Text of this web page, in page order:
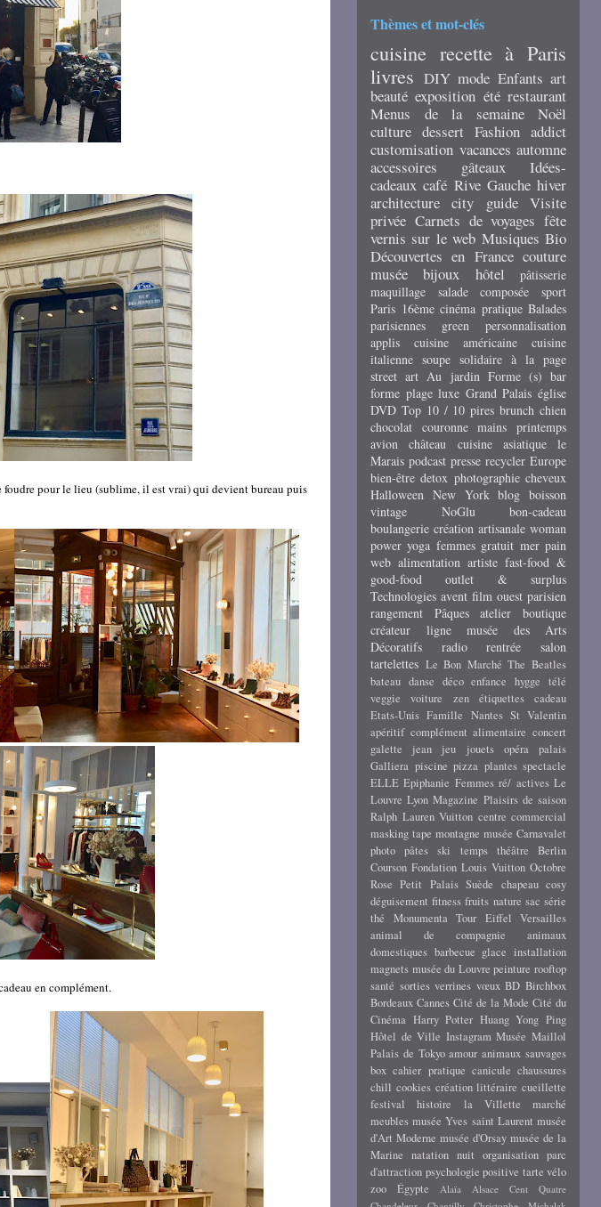
pour le lieu (sublime, il est vrai) qui devient bureau puis
en complément.
Thèmes et mot-clés
cuisine recette à Paris
livres DIY mode Enfants art
beauté exposition été restaurant
Menus de la semaine
Noël
culture dessert Fashion addict
customisation vacances automne
accessoires
gâteaux
Idées-
cadeaux café Rive Gauche hiver
architecture city guide Visite
privée Carnets de voyages fête
vernis sur le web Musiques Bio
Découvertes en France couture
musée
bijoux hôtel
pâtisserie
maquillage
salade composée
sport
Paris 16ème cinéma pratique Balades
parisiennes
green
personnalisation
applis
cuisine américaine
cuisine
italienne soupe solidaire à la page
street art Au jardin Forme (s) bar
forme plage luxe Grand Palais église
DVD Top 10 / 10 pires brunch chien
chocolat couronne mains printemps
avion
château cuisine asiatique
le
Marais podcast presse recycler Europe
bien-être detox photographie cheveux
Halloween New York blog boisson
vintage
NoGlu
bon-cadeau
boulangerie création artisanale woman
power yoga femmes gratuit mer pain
web alimentation artiste fast-food &
good-food
outlet & surplus
Technologies avent film ouest parisien
rangement
Pâques atelier
boutique
créateur
ligne
musée des Arts
Décoratifs
radio rentrée
salon
tartelettes Le Bon Marché The Beatles
bateau danse déco enfance hygge télé
veggie
voiture zen
étiquettes cadeau
Etats-Unis Famille Nantes St Valentin
apéritif complément alimentaire concert
galette
jean jeu jouets opéra
palais
Galliera piscine pizza plantes spectacle
ELLE Epiphanie Femmes ré/ actives Le
Louvre Lyon Magazine Plaisirs de saison
Ralph Lauren Vuitton centre commercial
masking tape montagne musée Carnavalet
photo
pâtes ski temps théâtre
Berlin
Courson Fondation Louis Vuitton Octobre
Rose Petit Palais Suède chapeau cosy
déguisement fitness fruits nature sac série
thé
Monumenta Tour Eiffel Versailles
animal de compagnie
animaux
domestiques barbecue glace installation
magnets musée du Louvre peinture rooftop
santé sorties verrines vœux BD Birchbox
Bordeaux Cannes Cité de la Mode Cité du
Cinéma Harry Potter Huang Yong Ping
Hôtel de Ville Instagram Musée Maillol
Palais de Tokyo amour animaux sauvages
box cahier pratique canicule chaussures
chill cookies création littéraire cueillette
festival
histoire la Villette
marché
meubles musée Yves saint Laurent musée
d'Art Moderne musée d'Orsay musée de la
Marine natation nuit organisation parc
d'attraction psychologie positive tarte vélo
zoo
Égypte Alaïa Alsace
Cent Quatre